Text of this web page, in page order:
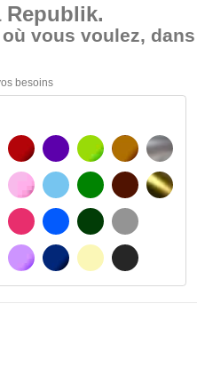
Republik.
vous voulez,
besoins
AMBRE
BOURGOGNE
ROSA
FUCHSIA
PURPLE
VIOLET
BLEU CLAIR
BLAU
BLEU FONCÉ
VERT CLAIR
VERT
VERT FONCÉ
BEIGE
NOISETTE
BRUN FONCÉ
GRIS CLAIR
GRIS FONCÉ
ARGENT
OR